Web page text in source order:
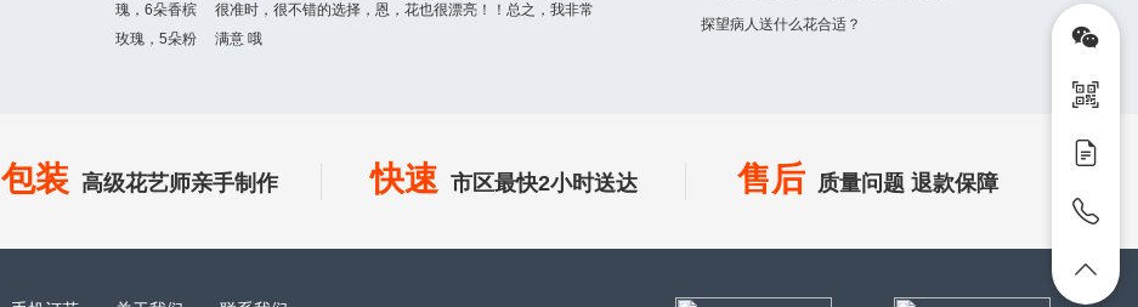
很准时，很不错的选择，恩，花也很漂亮！！总之，我非常
满意 哦
探望病人送什么花合适？
包装 高级花艺师亲手制作 快速 市区最快2小时送达 售后 质量问题 退款保障